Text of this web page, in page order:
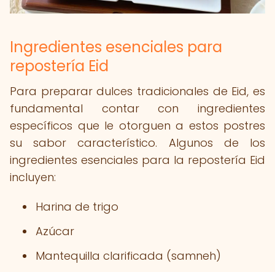
Ingredientes esenciales para
repostería Eid
Para preparar dulces tradicionales de Eid, es
fundamental contar con ingredientes
específicos que le otorguen a estos postres
su sabor característico. Algunos de los
ingredientes esenciales para la repostería Eid
incluyen:
Harina de trigo
Azúcar
Mantequilla clarificada (samneh)